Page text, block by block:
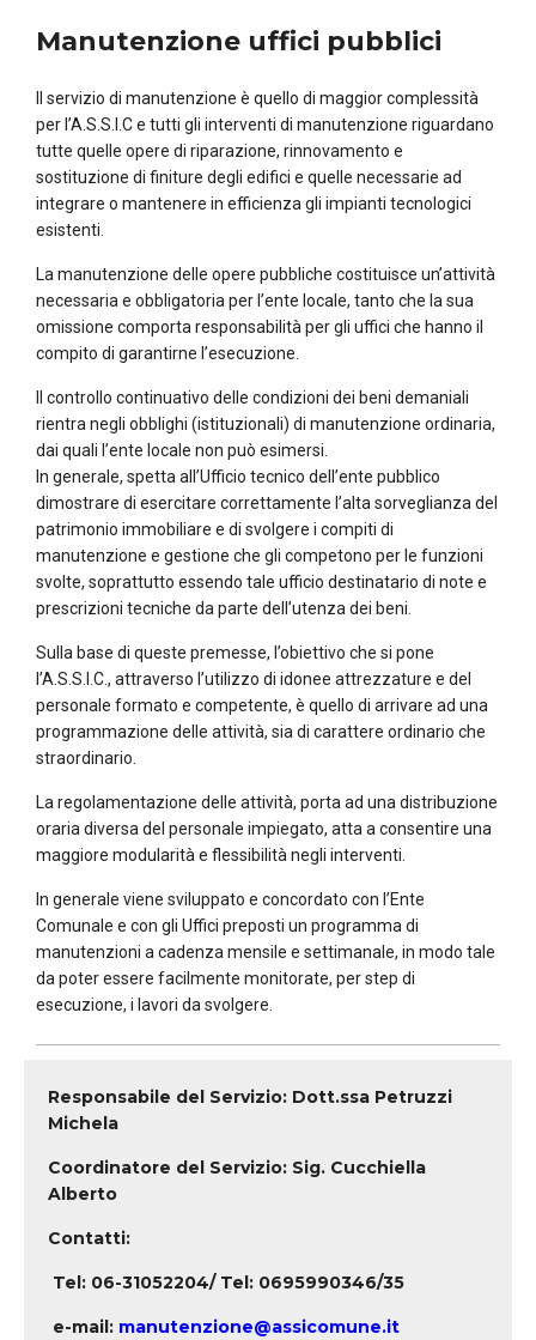
Manutenzione uffici pubblici
Il servizio di manutenzione è quello di maggior complessità
per l’A.S.S.I.C e tutti gli interventi di manutenzione riguardano
tutte quelle opere di riparazione, rinnovamento e
sostituzione di finiture degli edifici e quelle necessarie ad
integrare o mantenere in efficienza gli impianti tecnologici
esistenti.
La manutenzione delle opere pubbliche costituisce un’attività
necessaria e obbligatoria per l’ente locale, tanto che la sua
omissione comporta responsabilità per gli uffici che hanno il
compito di garantirne l’esecuzione.
Il controllo continuativo delle condizioni dei beni demaniali
rientra negli obblighi (istituzionali) di manutenzione ordinaria,
dai quali l’ente locale non può esimersi.
In generale, spetta all’Ufficio tecnico dell’ente pubblico
dimostrare di esercitare correttamente l’alta sorveglianza del
patrimonio immobiliare e di svolgere i compiti di
manutenzione e gestione che gli competono per le funzioni
svolte, soprattutto essendo tale ufficio destinatario di note e
prescrizioni tecniche da parte dell’utenza dei beni.
Sulla base di queste premesse, l’obiettivo che si pone
l’A.S.S.I.C., attraverso l’utilizzo di idonee attrezzature e del
personale formato e competente, è quello di arrivare ad una
programmazione delle attività, sia di carattere ordinario che
straordinario.
La regolamentazione delle attività, porta ad una distribuzione
oraria diversa del personale impiegato, atta a consentire una
maggiore modularità e flessibilità negli interventi.
In generale viene sviluppato e concordato con l’Ente
Comunale e con gli Uffici preposti un programma di
manutenzioni a cadenza mensile e settimanale, in modo tale
da poter essere facilmente monitorate, per step di
esecuzione, i lavori da svolgere.
Responsabile del Servizio: Dott.ssa Petruzzi
Michela
Coordinatore del Servizio: Sig. Cucchiella
Alberto
Contatti:
Tel: 06-31052204/ Tel: 0695990346/35
e-mail: manutenzione@assicomune.it